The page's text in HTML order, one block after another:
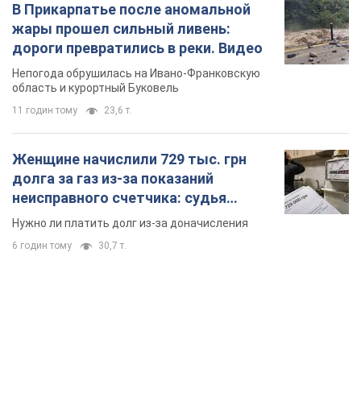
В Прикарпатье после аномальной
жары прошел сильный ливень:
дороги превратились в реки. Видео
Непогода обрушилась на Ивано-Франковскую
область и курортный Буковель
11 годин тому 23,6 т.
Женщине начислили 729 тыс. грн
долга за газ из-за показаний
неисправного счетчика: судья
вынес неожиданное решение
Нужно ли платить долг из-за доначисления
6 годин тому 30,7 т.